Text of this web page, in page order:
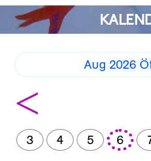
Aug 2026
<
3 4 5 6